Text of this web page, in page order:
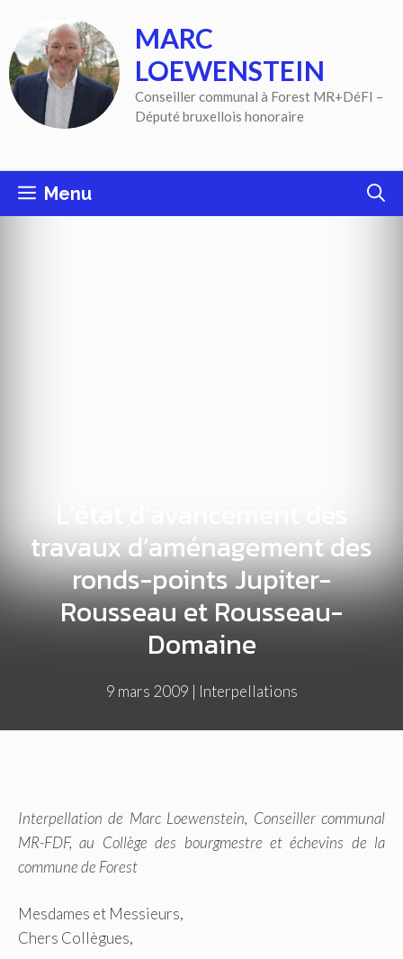
contenu
MARC
LOEWENSTEIN
Conseiller communal à Forest MR+DéFI –
Député bruxellois honoraire
Menu
travaux d’aménagement des
ronds-points Jupiter-
Rousseau et Rousseau-
Domaine
9 mars 2009 | Interpellations
Interpellation de Marc Loewenstein, Conseiller communal
MR-FDF, au Collège des bourgmestre et échevins de la
commune de Forest
Mesdames et Messieurs,
Chers Collègues,